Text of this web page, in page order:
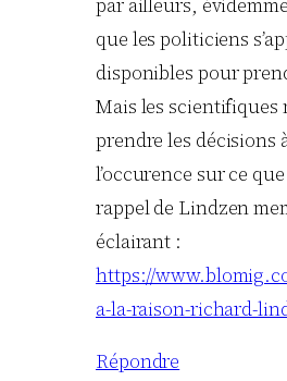
par ailleurs,
que les politiciens
disponibles pour
Mais les scientifiques
prendre les décisions
l’occurence sur ce
rappel de Lindzen
éclairant :
https://
a-la-raison-richard-
Répondre